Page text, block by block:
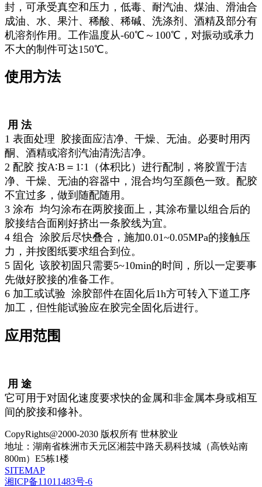
封，可承受真空和压力，低毒、耐汽油、煤油、滑油合
成油、水、果汁、稀酸、稀碱、洗涤剂、酒精及部分有
机溶剂作用。工作温度从-60℃～100℃，对振动或承力
不大的制件可达150℃。
使用方法
用 法
1 表面处理 胶接面应洁净、干燥、无油。必要时用丙
酮、酒精或溶剂汽油清洗洁净。
2 配胶 按A∶B＝1∶1（体积比）进行配制，将胶置于洁
净、干燥、无油的容器中，混合均匀至颜色一致。配胶
不宜过多，做到随配随用。
3 涂布 均匀涂布在两胶接面上，其涂布量以组合后的
胶接结合面刚好挤出一条胶线为宜。
4 组合 涂胶后尽快叠合，施加0.01~0.05MPa的接触压
力，并按图纸要求组合到位。
5 固化 该胶初固只需要5~10min的时间，所以一定要事
先做好胶接的准备工作。
6 加工或试验 涂胶部件在固化后1h方可转入下道工序
加工，但性能试验应在胶完全固化后进行。
应用范围
用 途
它可用于对固化速度要求快的金属和非金属本身或相互
间的胶接和修补。
CopyRights@2000-2030 版权所有 世林胶业
地址：湖南省株洲市天元区湘芸中路天易科技城（高铁站南
800m）E5栋1楼
SITEMAP
湘ICP备11011483号-6